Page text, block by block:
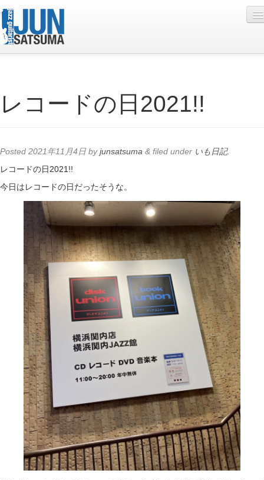
Live Schedule
Photo
Contact
Online Lesson
レコードの日2021!!
Posted 2021年11月4日 byjunsatsuma & filed under いも日記.
レコードの日2021!!
今日はレコードの日だったそうな。